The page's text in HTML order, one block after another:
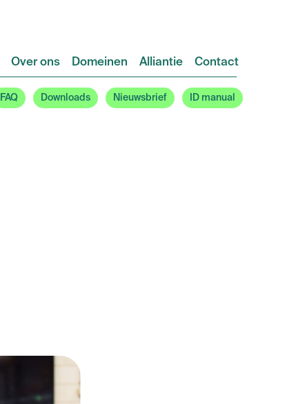
Over ons Domeinen Alliantie Contact
FAQ Downloads Nieuwsbrief ID manual